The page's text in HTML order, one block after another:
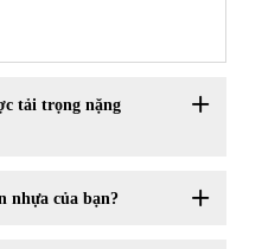
tải trọng nặng
nhựa của bạn?